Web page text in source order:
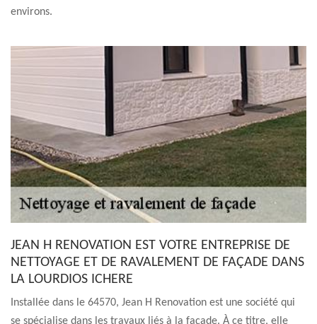
environs.
JEAN H RENOVATION EST VOTRE ENTREPRISE DE
NETTOYAGE ET DE RAVALEMENT DE FAÇADE DANS
LA LOURDIOS ICHERE
Installée dans le 64570, Jean H Renovation est une société qui
se spécialise dans les travaux liés à la façade. À ce titre, elle